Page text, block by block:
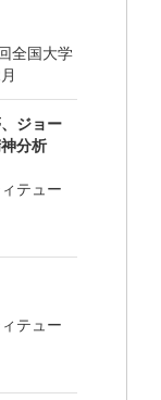
全国大学
ジョー
分析
テュー
テュー